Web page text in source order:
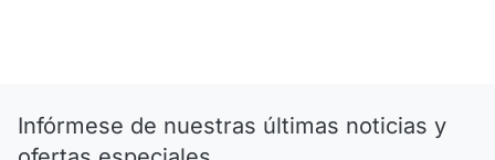
Infórmese de nuestras últimas noticias y